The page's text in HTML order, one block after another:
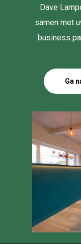
Dave
samen met
business
Ga